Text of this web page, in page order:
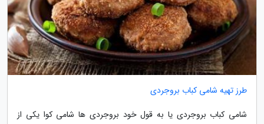
طرز تهیه شامی کباب بروجردی
شامی کباب بروجردی یا به قول خود بروجردی ها شامی کوا یکی از